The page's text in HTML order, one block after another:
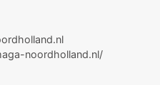
noordholland.nl/